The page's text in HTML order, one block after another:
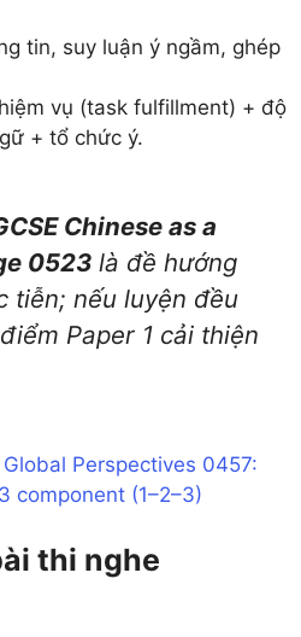
tin, suy luận ý ngầm, ghép
vụ (task fulfillment) + độ
+ tổ chức ý.
Chinese as a
0523 là đề hướng
tiễn; nếu luyện đều
Paper 1 cải thiện
Global Perspectives 0457:
component (1–2–3)
thi nghe